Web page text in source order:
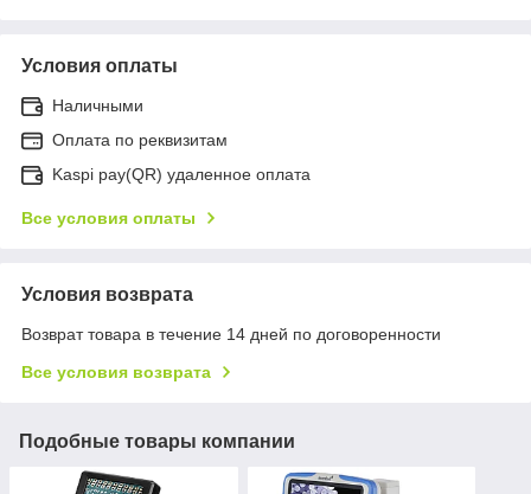
Условия оплаты
Наличными
Оплата по реквизитам
Kaspi pay(QR) удаленное оплата
Все условия оплаты
Условия возврата
Возврат товара в течение 14 дней по договоренности
Все условия возврата
Подобные товары компании